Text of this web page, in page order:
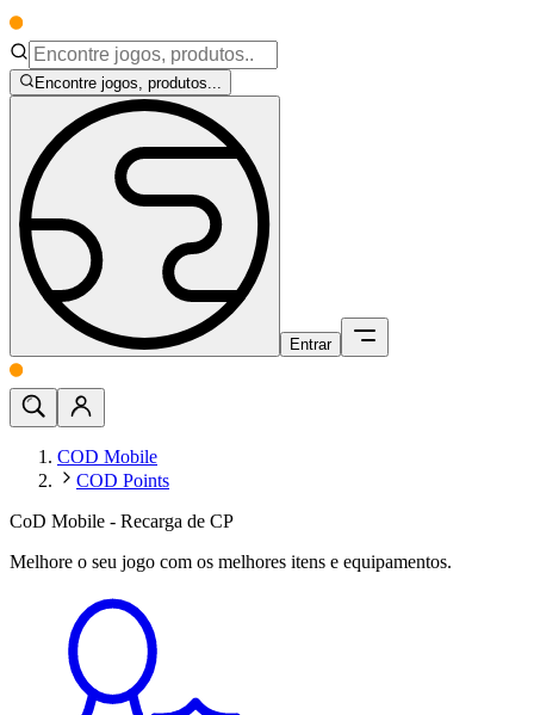
Encontre jogos, produtos...
Entrar
COD Mobile
COD Points
CoD Mobile - Recarga de CP
Melhore o seu jogo com os melhores itens e equipamentos.